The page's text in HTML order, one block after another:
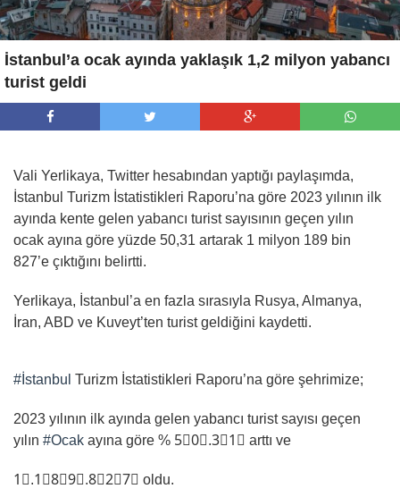
İstanbul’a ocak ayında yaklaşık 1,2 milyon yabancı
turist geldi
Vali Yerlikaya, Twitter hesabından yaptığı paylaşımda,
İstanbul Turizm İstatistikleri Raporu’na göre 2023 yılının ilk
ayında kente gelen yabancı turist sayısının geçen yılın
ocak ayına göre yüzde 50,31 artarak 1 milyon 189 bin
827’e çıktığını belirtti.
Yerlikaya, İstanbul’a en fazla sırasıyla Rusya, Almanya,
İran, ABD ve Kuveyt’ten turist geldiğini kaydetti.
#İstanbul Turizm İstatistikleri Raporu’na göre şehrimize;
2023 yılının ilk ayında gelen yabancı turist sayısı geçen
yılın #Ocak ayına göre % 5⃣0⃣.3⃣1⃣ arttı ve
1⃣.1⃣8⃣9⃣.8⃣2⃣7⃣ oldu.